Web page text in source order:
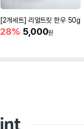
[2개세트] 리얼트릿 한우 50g
28% 5,000원